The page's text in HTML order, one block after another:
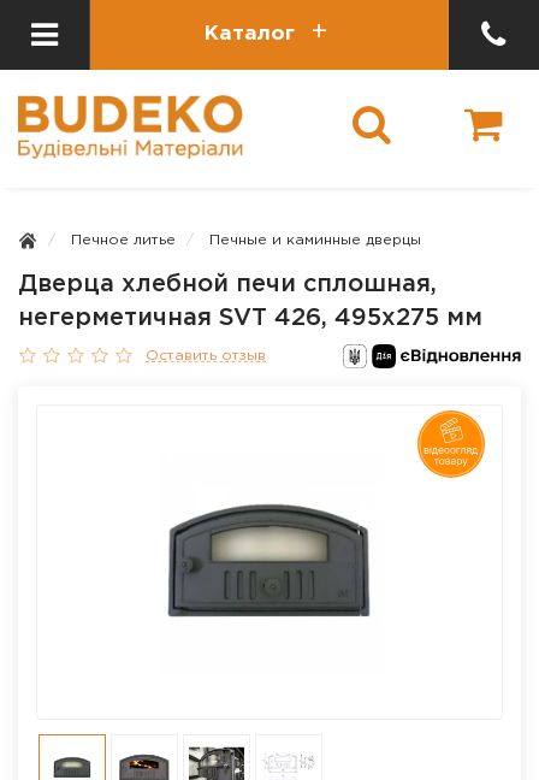
Каталог
Печное литье Печные и каминные дверцы
Дверца хлебной печи сплошная,
негерметичная SVT 426, 495х275 мм
Оставить отзыв